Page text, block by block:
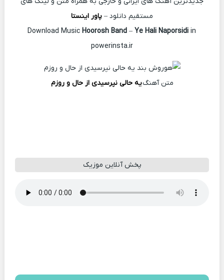
مستقیم دانلود – پاور اینستا
Hoorosh Band – Ye Hali Naporsidi in
powerinsta.ir
متن آهنگﻳﻪ ﺣﺎﻟﻰ ﻧﭙﺮﺳﻴﺪی از ﺣﺎل و روزم
پخش آنلاین موزیک